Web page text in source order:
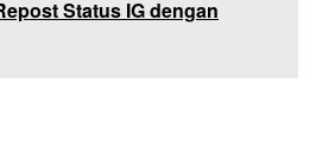
Status IG dengan